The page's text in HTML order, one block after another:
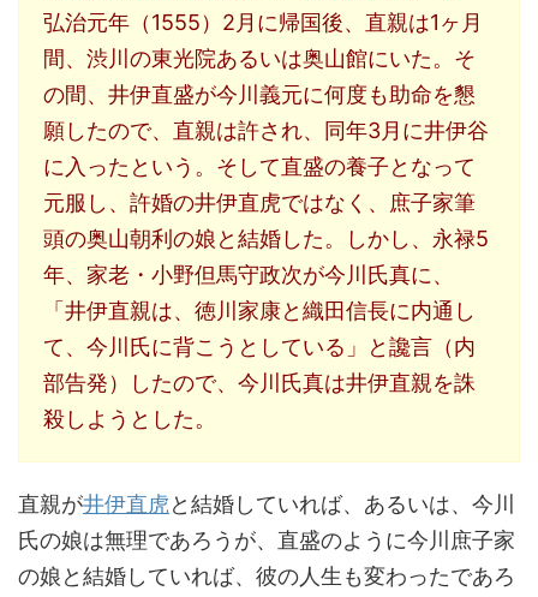
弘治元年（1555）2月に帰国後、直親は1ヶ月
間、渋川の東光院あるいは奥山館にいた。そ
の間、井伊直盛が今川義元に何度も助命を懇
願したので、直親は許され、同年3月に井伊谷
に入ったという。そして直盛の養子となって
元服し、許婚の井伊直虎ではなく、庶子家筆
頭の奥山朝利の娘と結婚した。しかし、永禄5
年、家老・小野但馬守政次が今川氏真に、
「井伊直親は、徳川家康と織田信長に内通し
て、今川氏に背こうとしている」と讒言（内
部告発）したので、今川氏真は井伊直親を誅
殺しようとした。
直親が井伊直虎と結婚していれば、あるいは、今川
氏の娘は無理であろうが、直盛のように今川庶子家
の娘と結婚していれば、彼の人生も変わったであろ